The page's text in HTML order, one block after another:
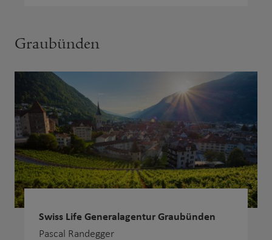
Graubünden
Swiss Life Generalagentur Graubünden
Pascal Randegger